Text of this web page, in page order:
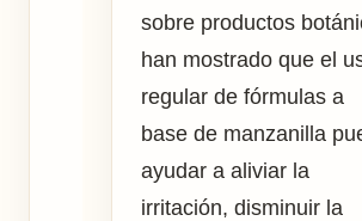
sobre productos
han mostrado que el
regular de fórmulas a
base de manzanilla
ayudar a aliviar la
irritación, disminuir la